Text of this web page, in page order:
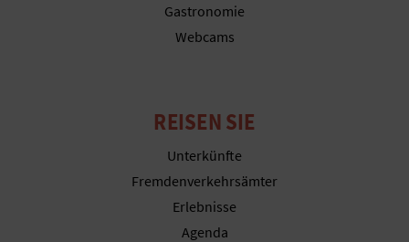
Gastronomie
Webcams
REISEN SIE
Unterkünfte
Fremdenverkehrsämter
Erlebnisse
Agenda